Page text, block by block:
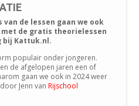
de lessen gaan we ook
met de gratis theorielessen
bij Kattuk.nl.
populair onder jongeren.
de afgelopen jaren een of
gaan we ook in 2024 weer
Jenn van Rijschool